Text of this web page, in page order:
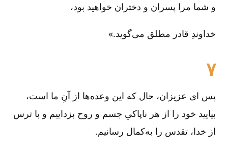
و شما مرا پسران و دختران خواهید بود،
خداوندِ قادر مطلق می‌گوید.»
۷
پس ای عزیزان، حال که این وعده‌ها از آنِ ما است،
بیایید خود را از هر ناپاکیِ جسم و روح بزداییم و با ترس
از خدا، تقدس را به‌کمال رسانیم.